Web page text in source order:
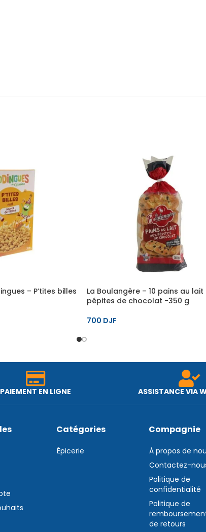
– P’tites billes
La Boulangère – 10 pains au lait
pépites de chocolat -350 g
700 DJF
PAIEMENT EN LIGNE ASSISTANCE VIA
Catégories
Épicerie
Compagnie
À propos de
Contactez-
Politique de
confidentialité
Politique de
de retours